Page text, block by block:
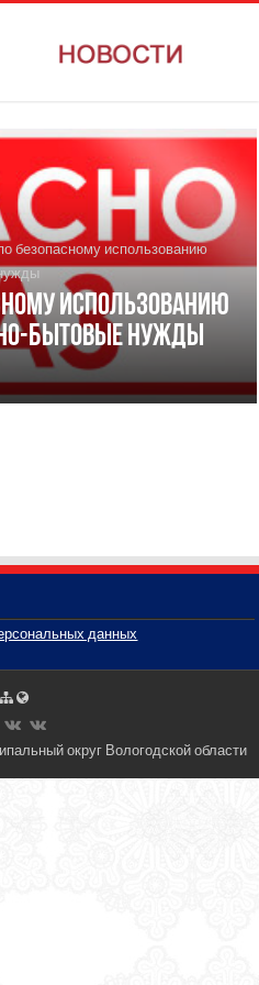
безопасному использованию
использованию
бытовые нужды
данных
округ Вологодской области